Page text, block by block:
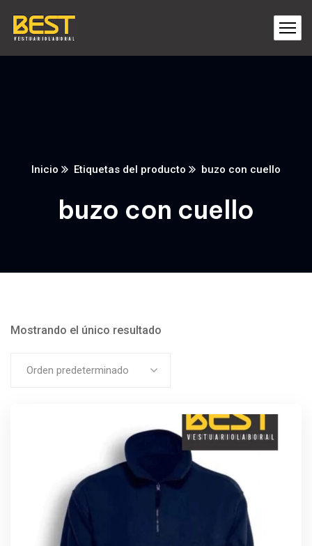
Inicio Etiquetas del producto buzo con cuello
buzo con cuello
Mostrando el único resultado
Orden predeterminado